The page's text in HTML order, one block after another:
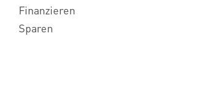
Finanzieren
Sparen